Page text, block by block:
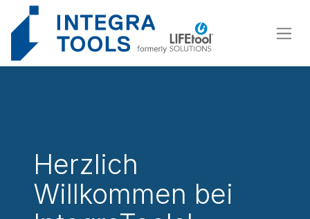
Herzlich
Willkommen bei
Cookies management panel